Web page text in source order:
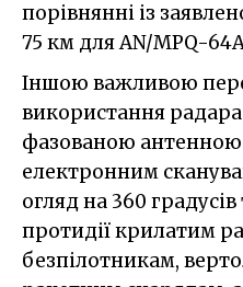
порівнянні із
75 км для AN/MPQ-
Іншою важливою
використання
фазованою
електронним
огляд на 360
протидії крилатим
безпілотникам,